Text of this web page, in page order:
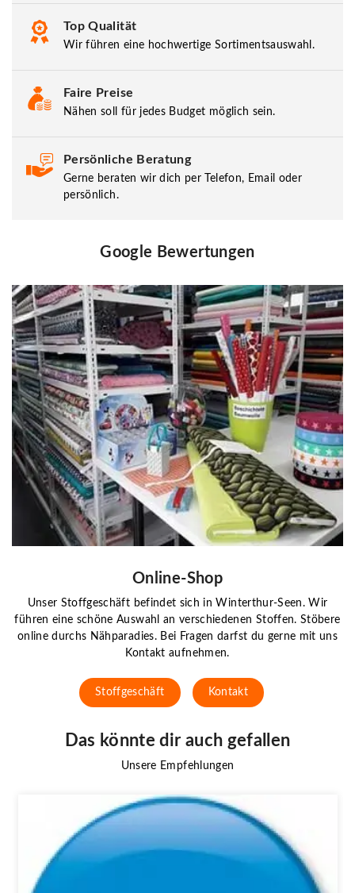
Top Qualität
Wir führen eine hochwertige Sortimentsauswahl.
Faire Preise
Nähen soll für jedes Budget möglich sein.
Persönliche Beratung
Gerne beraten wir dich per Telefon, Email oder
persönlich.
Google Bewertungen
Online-Shop
Unser Stoffgeschäft befindet sich in Winterthur-Seen. Wir
führen eine schöne Auswahl an verschiedenen Stoffen. Stöbere
online durchs Nähparadies. Bei Fragen darfst du gerne mit uns
Kontakt aufnehmen.
Stoffgeschäft Kontakt
Das könnte dir auch gefallen
Unsere Empfehlungen